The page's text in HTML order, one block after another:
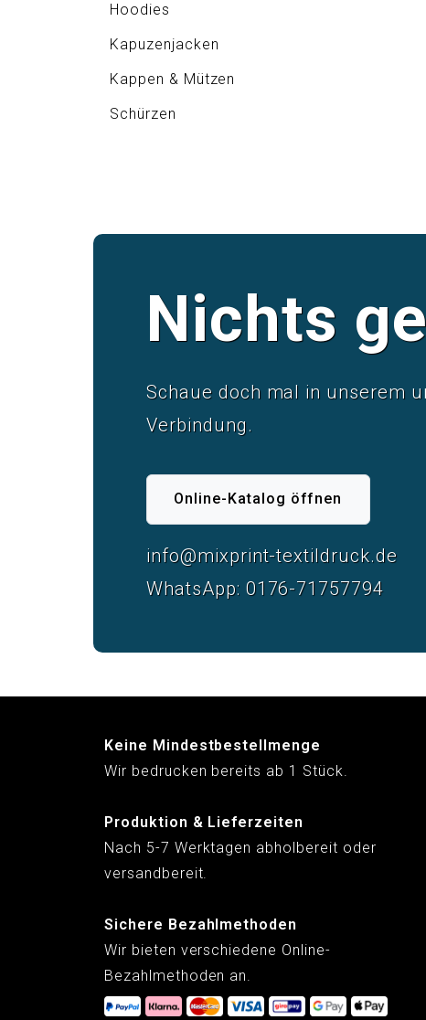
Hoodies
Kapuzenjacken
Kappen & Mützen
Schürzen
Nichts
Schaue doch mal in unserem
Verbindung.
Online-Katalog öffnen
info@mixprint-textildruck.de
WhatsApp: 0176-71757794
Keine Mindestbestellmenge
Wir bedrucken bereits ab 1 Stück.
Produktion & Lieferzeiten
Nach 5-7 Werktagen abholbereit oder
versandbereit.
Sichere Bezahlmethoden
Wir bieten verschiedene Online-
Bezahlmethoden an.